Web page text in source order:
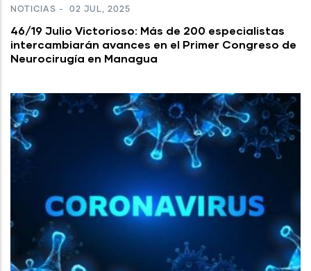
NOTICIAS - 02 JUL, 2025
46/19 Julio Victorioso: Más de 200 especialistas
intercambiarán avances en el Primer Congreso de
Neurocirugía en Managua